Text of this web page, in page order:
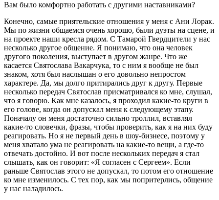
Вам было комфортно работать с другими наставниками?
Конечно, самые приятельские отношения у меня с Ани Лорак.
Мы по жизни общаемся очень хорошо, были дуэты на сцене, и
на проекте наши кресла рядом. С Тамарой Гвердцители у нас
несколько другое общение. Я понимаю, что она человек
другого поколения, выступает в другом жанре. Что же
касается Святослава Вакарчука, то с ним я вообще не был
знаком, хотя был наслышан о его довольно непростом
характере. Да, мы долго притирались друг к другу. Первые
несколько передач Святослав присматривался ко мне, слушал,
что я говорю. Как мне казалось, я проходил какие-то круги в
его голове, когда он допускал меня к следующему этапу.
Поначалу он меня достаточно сильно троллил, вставлял
какие-то словечки, фразы, чтобы проверить, как я на них буду
реагировать. Но я не первый день в шоу-бизнесе, поэтому у
меня хватало ума не реагировать на какие-то вещи, а где-то
отвечать достойно. И вот после нескольких передач я стал
слышать, как он говорит: «Я согласен с Сергеем». Если
раньше Святослав этого не допускал, то потом его отношение
ко мне изменилось. С тех пор, как мы попритерлись, общение
у нас наладилось.